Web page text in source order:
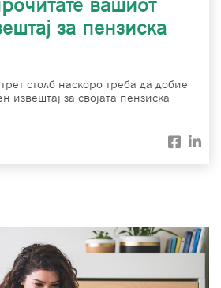
за пензиска
столб наскоро треба да добие
извештај за својата пензиска